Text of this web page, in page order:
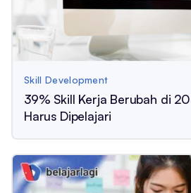
Skill Development
39% Skill Kerja Berubah di
Harus Dipelajari